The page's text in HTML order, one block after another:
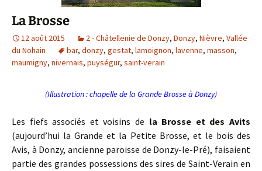
La Brosse
12 août 2015 2 - Châtellenie de Donzy, Donzy, Nièvre, Vallée
du Nohain
bar, donzy, gestat, lamoignon, lavenne, masson,
maumigny, nivernais, puységur, saint-verain
(Illustration : chapelle de la Grande Brosse à Donzy)
Les fiefs associés et voisins de la Brosse et des Avits
(aujourd’hui la Grande et la Petite Brosse, et le bois des
Avis, à Donzy, ancienne paroisse de Donzy-le-Pré), faisaient
partie des grandes possessions des sires de Saint-Verain en